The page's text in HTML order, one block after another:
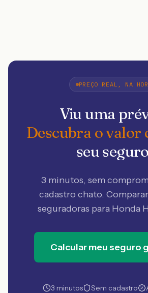
PREÇO REAL, NA
Viu uma
Descubra o valor
seu
3 minutos, sem
cadastro chato.
seguradoras para Honda
Calcular meu seguro
3 minutos Sem cadastro